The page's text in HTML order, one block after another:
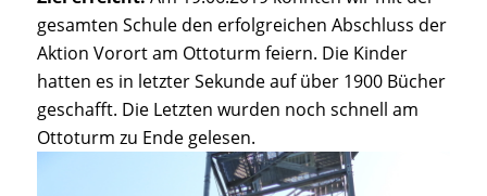
gesamten Schule den erfolgreichen Abschluss der
Aktion Vorort am Ottoturm feiern. Die Kinder
hatten es in letzter Sekunde auf über 1900 Bücher
geschafft. Die Letzten wurden noch schnell am
Ottoturm zu Ende gelesen.